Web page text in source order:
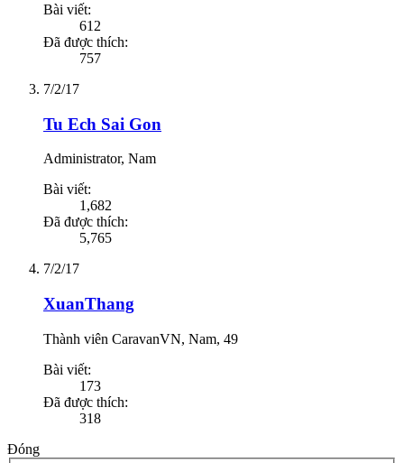
Bài viết:
612
Đã được thích:
757
7/2/17
Tu Ech Sai Gon
Administrator, Nam
Bài viết:
1,682
Đã được thích:
5,765
7/2/17
XuanThang
Thành viên CaravanVN, Nam, 49
Bài viết:
173
Đã được thích:
318
Đóng